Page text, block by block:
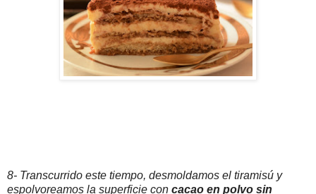
8- Transcurrido este tiempo, desmoldamos el tiramisú y
espolvoreamos la superficie con cacao en polvo sin